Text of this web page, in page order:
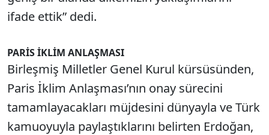
ifade ettik” dedi.
PARİS İKLİM ANLAŞMASI
Birleşmiş Milletler Genel Kurul kürsüsünden,
Paris İklim Anlaşması’nın onay sürecini
tamamlayacakları müjdesini dünyayla ve Türk
kamuoyuyla paylaştıklarını belirten Erdoğan,